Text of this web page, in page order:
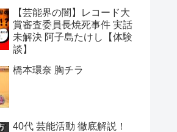
【芸能界の闇】レコード大
賞審査委員長焼死事件 実話
未解決 阿子島たけし【体験
談】
橋本環奈 胸チラ
40代 芸能活動 徹底解説！